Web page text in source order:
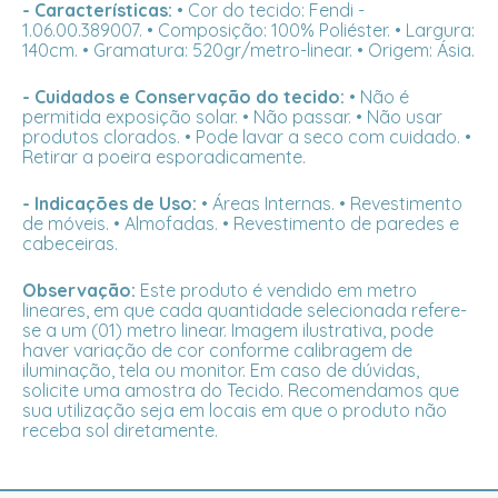
- Características: • Cor do tecido: Fendi -
1.06.00.389007. • Composição: 100% Poliéster. • Largura:
140cm. • Gramatura: 520gr/metro-linear. • Origem: Ásia.
- Cuidados e Conservação do tecido: • Não é
permitida exposição solar. • Não passar. • Não usar
produtos clorados. • Pode lavar a seco com cuidado. •
Retirar a poeira esporadicamente.
- Indicações de Uso: • Áreas Internas. • Revestimento
de móveis. • Almofadas. • Revestimento de paredes e
cabeceiras.
Observação: Este produto é vendido em metro
lineares, em que cada quantidade selecionada refere-
se a um (01) metro linear. Imagem ilustrativa, pode
haver variação de cor conforme calibragem de
iluminação, tela ou monitor. Em caso de dúvidas,
solicite uma amostra do Tecido. Recomendamos que
sua utilização seja em locais em que o produto não
receba sol diretamente.